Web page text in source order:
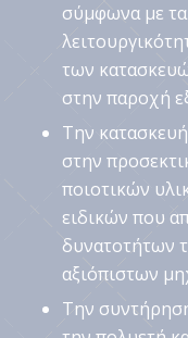
σύμφωνα με
των
στην παροχή
Την
στην
ποιοτικών
ειδικών που
δυνατοτήτων
αξιόπιστων
Την